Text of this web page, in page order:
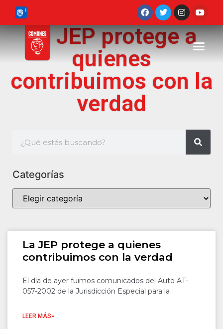
La JEP protege a
quienes
contribuimos con la
verdad
Categorías
La JEP protege a quienes
contribuimos con la verdad
El día de ayer fuimos comunicados del Auto AT-
057-2002 de la Jurisdicción Especial para la
LEER MÁS»